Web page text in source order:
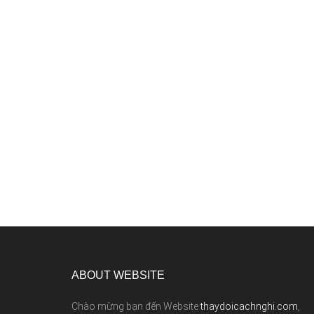
ABOUT WEBSITE
Chào mừng bạn đến Websitethaydoicachnghi.com